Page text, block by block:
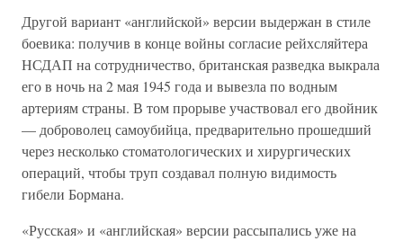
Другой вариант «английской» версии выдержан в стиле
боевика: получив в конце войны согласие рейхсляйтера
НСДАП на сотрудничество, британская разведка выкрала
его в ночь на 2 мая 1945 года и вывезла по водным
артериям страны. В том прорыве участвовал его двойник
— доброволец самоубийца, предварительно прошедший
через несколько стоматологических и хирургических
операций, чтобы труп создавал полную видимость
гибели Бормана.
«Русская» и «английская» версии рассыпались уже на